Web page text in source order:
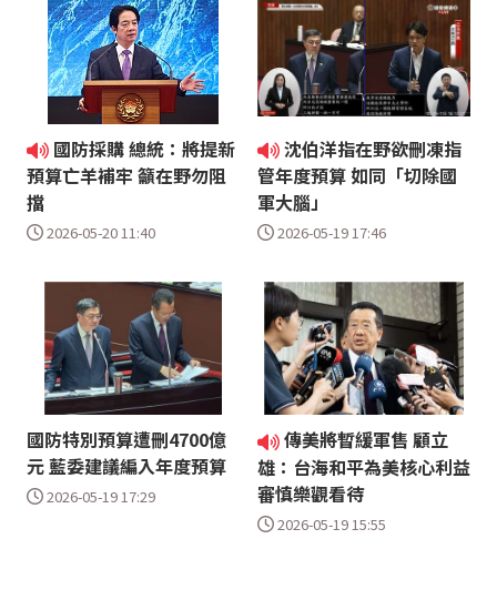
國防採購 總統：將提新
預算亡羊補牢 籲在野勿阻
擋
2026-05-20 11:40
沈伯洋指在野欲刪凍指
管年度預算 如同「切除國
軍大腦」
2026-05-19 17:46
國防特別預算遭刪4700億
元 藍委建議編入年度預算
2026-05-19 17:29
傳美將暫緩軍售 顧立
雄：台海和平為美核心利益
審慎樂觀看待
2026-05-19 15:55